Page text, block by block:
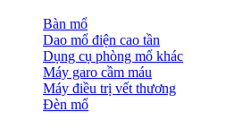
Bàn mổ
Dao mổ điện cao tần
Dụng cụ phòng mổ khác
Máy garo cầm máu
Máy điều trị vết thương
Đèn mổ